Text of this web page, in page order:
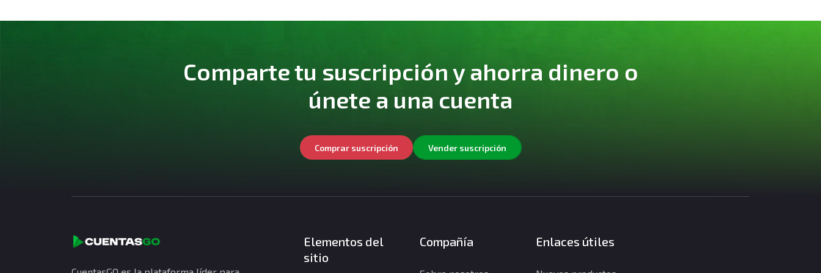
Comparte tu suscripción y ahorra dinero o
únete a una cuenta
Comprar suscripción Vender suscripción
Elementos del
sitio
Compañía Enlaces útiles